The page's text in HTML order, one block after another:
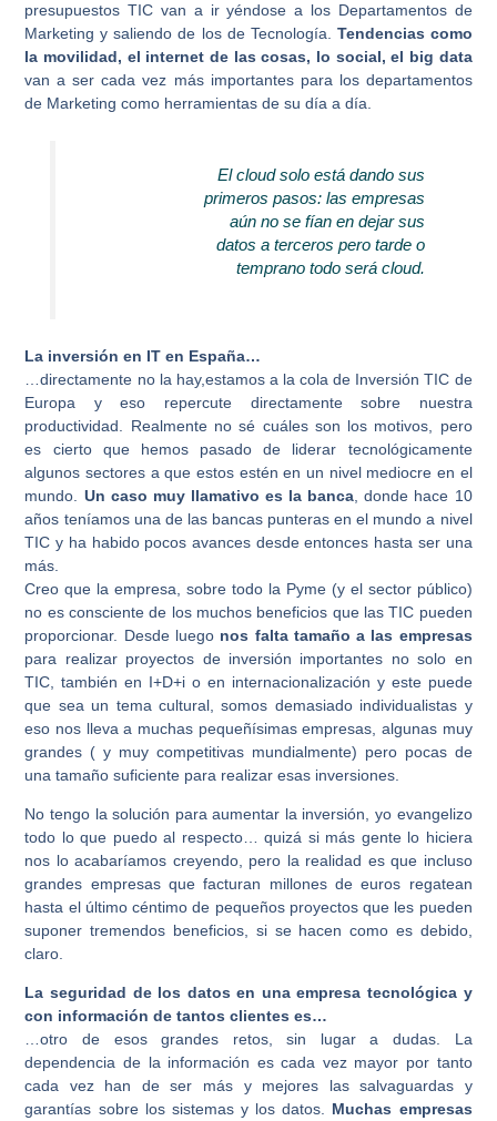
presupuestos TIC van a ir yéndose a los Departamentos de
Marketing y saliendo de los de Tecnología. Tendencias como
la movilidad, el internet de las cosas, lo social, el big data
van a ser cada vez más importantes para los departamentos
de Marketing como herramientas de su día a día.
El cloud solo está dando sus
primeros pasos: las empresas
aún no se fían en dejar sus
datos a terceros pero tarde o
temprano todo será cloud.
La inversión en IT en España…
…directamente no la hay,estamos a la cola de Inversión TIC de
Europa y eso repercute directamente sobre nuestra
productividad. Realmente no sé cuáles son los motivos, pero
es cierto que hemos pasado de liderar tecnológicamente
algunos sectores a que estos estén en un nivel mediocre en el
mundo. Un caso muy llamativo es la banca , donde hace 10
años teníamos una de las bancas punteras en el mundo a nivel
TIC y ha habido pocos avances desde entonces hasta ser una
más.
Creo que la empresa, sobre todo la Pyme (y el sector público)
no es consciente de los muchos beneficios que las TIC pueden
proporcionar. Desde luego nos falta tamaño a las empresas
para realizar proyectos de inversión importantes no solo en
TIC, también en I+D+i o en internacionalización y este puede
que sea un tema cultural, somos demasiado individualistas y
eso nos lleva a muchas pequeñísimas empresas, algunas muy
grandes ( y muy competitivas mundialmente) pero pocas de
una tamaño suficiente para realizar esas inversiones.
No tengo la solución para aumentar la inversión, yo evangelizo
todo lo que puedo al respecto… quizá si más gente lo hiciera
nos lo acabaríamos creyendo, pero la realidad es que incluso
grandes empresas que facturan millones de euros regatean
hasta el último céntimo de pequeños proyectos que les pueden
suponer tremendos beneficios, si se hacen como es debido,
claro.
La seguridad de los datos en una empresa tecnológica y
con información de tantos clientes es…
…otro de esos grandes retos, sin lugar a dudas. La
dependencia de la información es cada vez mayor por tanto
cada vez han de ser más y mejores las salvaguardas y
garantías sobre los sistemas y los datos. Muchas empresas